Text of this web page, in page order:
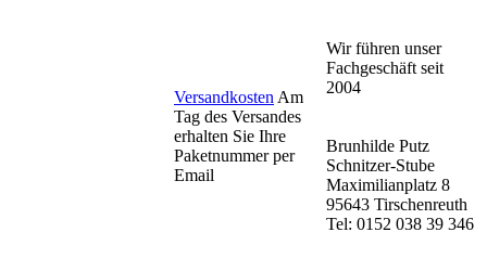
Versandkosten Am
Tag des Versandes
erhalten Sie Ihre
Paketnummer per
Email
Wir führen unser
Fachgeschäft seit
2004
Brunhilde Putz
Schnitzer-Stube
Maximilianplatz 8
95643 Tirschenreuth
Tel: 0152 038 39 346